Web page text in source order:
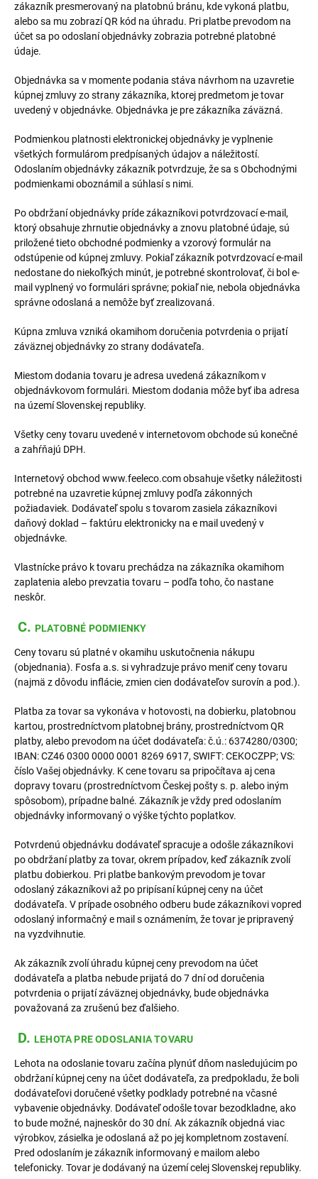
zákazník presmerovaný na platobnú bránu, kde vykoná platbu,
alebo sa mu zobrazí QR kód na úhradu. Pri platbe prevodom na
účet sa po odoslaní objednávky zobrazia potrebné platobné
údaje.
Objednávka sa v momente podania stáva návrhom na uzavretie
kúpnej zmluvy zo strany zákazníka, ktorej predmetom je tovar
uvedený v objednávke. Objednávka je pre zákazníka záväzná.
Podmienkou platnosti elektronickej objednávky je vyplnenie
všetkých formulárom predpísaných údajov a náležitostí.
Odoslaním objednávky zákazník potvrdzuje, že sa s Obchodnými
podmienkami oboznámil a súhlasí s nimi.
Po obdržaní objednávky príde zákazníkovi potvrdzovací e-mail,
ktorý obsahuje zhrnutie objednávky a znovu platobné údaje, sú
priložené tieto obchodné podmienky a vzorový formulár na
odstúpenie od kúpnej zmluvy. Pokiaľ zákazník potvrdzovací e-mail
nedostane do niekoľkých minút, je potrebné skontrolovať, či bol e-
mail vyplnený vo formulári správne; pokiaľ nie, nebola objednávka
správne odoslaná a nemôže byť zrealizovaná.
Kúpna zmluva vzniká okamihom doručenia potvrdenia o prijatí
záväznej objednávky zo strany dodávateľa.
Miestom dodania tovaru je adresa uvedená zákazníkom v
objednávkovom formulári. Miestom dodania môže byť iba adresa
na území Slovenskej republiky.
Všetky ceny tovaru uvedené v internetovom obchode sú konečné
a zahŕňajú DPH.
Internetový obchod www.feeleco.com obsahuje všetky náležitosti
potrebné na uzavretie kúpnej zmluvy podľa zákonných
požiadaviek. Dodávateľ spolu s tovarom zasiela zákazníkovi
daňový doklad – faktúru elektronicky na e mail uvedený v
objednávke.
Vlastnícke právo k tovaru prechádza na zákazníka okamihom
zaplatenia alebo prevzatia tovaru – podľa toho, čo nastane
neskôr.
C. PLATOBNÉ PODMIENKY
Ceny tovaru sú platné v okamihu uskutočnenia nákupu
(objednania). Fosfa a.s. si vyhradzuje právo meniť ceny tovaru
(najmä z dôvodu inflácie, zmien cien dodávateľov surovín a pod.).
Platba za tovar sa vykonáva v hotovosti, na dobierku, platobnou
kartou, prostredníctvom platobnej brány, prostredníctvom QR
platby, alebo prevodom na účet dodávateľa: č.ú.: 6374280/0300;
IBAN: CZ46 0300 0000 0001 8269 6917, SWIFT: CEKOCZPP; VS:
číslo Vašej objednávky. K cene tovaru sa pripočítava aj cena
dopravy tovaru (prostredníctvom Českej pošty s. p. alebo iným
spôsobom), prípadne balné. Zákazník je vždy pred odoslaním
objednávky informovaný o výške týchto poplatkov.
Potvrdenú objednávku dodávateľ spracuje a odošle zákazníkovi
po obdržaní platby za tovar, okrem prípadov, keď zákazník zvolí
platbu dobierkou. Pri platbe bankovým prevodom je tovar
odoslaný zákazníkovi až po pripísaní kúpnej ceny na účet
dodávateľa. V prípade osobného odberu bude zákazníkovi vopred
odoslaný informačný e mail s oznámením, že tovar je pripravený
na vyzdvihnutie.
Ak zákazník zvolí úhradu kúpnej ceny prevodom na účet
dodávateľa a platba nebude prijatá do 7 dní od doručenia
potvrdenia o prijatí záväznej objednávky, bude objednávka
považovaná za zrušenú bez ďalšieho.
D. LEHOTA PRE ODOSLANIA TOVARU
Lehota na odoslanie tovaru začína plynúť dňom nasledujúcim po
obdržaní kúpnej ceny na účet dodávateľa, za predpokladu, že boli
dodávateľovi doručené všetky podklady potrebné na včasné
vybavenie objednávky. Dodávateľ odošle tovar bezodkladne, ako
to bude možné, najneskôr do 30 dní. Ak zákazník objedná viac
výrobkov, zásielka je odoslaná až po jej kompletnom zostavení.
Pred odoslaním je zákazník informovaný e mailom alebo
telefonicky. Tovar je dodávaný na území celej Slovenskej republiky.